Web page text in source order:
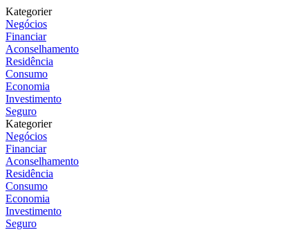
Kategorier
Negócios
Financiar
Aconselhamento
Residência
Consumo
Economia
Investimento
Seguro
Kategorier
Negócios
Financiar
Aconselhamento
Residência
Consumo
Economia
Investimento
Seguro